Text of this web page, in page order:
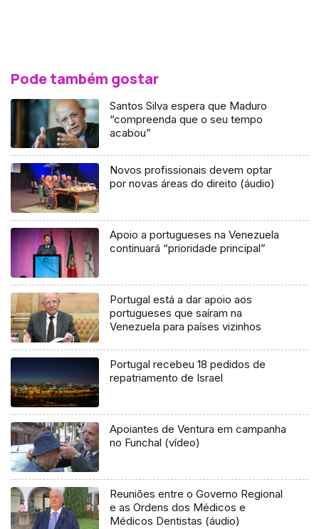
Pode também gostar
Santos Silva espera que Maduro
“compreenda que o seu tempo
acabou”
Novos profissionais devem optar
por novas áreas do direito (áudio)
Apoio a portugueses na Venezuela
continuará “prioridade principal”
Portugal está a dar apoio aos
portugueses que saíram na
Venezuela para países vizinhos
Portugal recebeu 18 pedidos de
repatriamento de Israel
Apoiantes de Ventura em campanha
no Funchal (vídeo)
Reuniões entre o Governo Regional
e as Ordens dos Médicos e
Médicos Dentistas (áudio)